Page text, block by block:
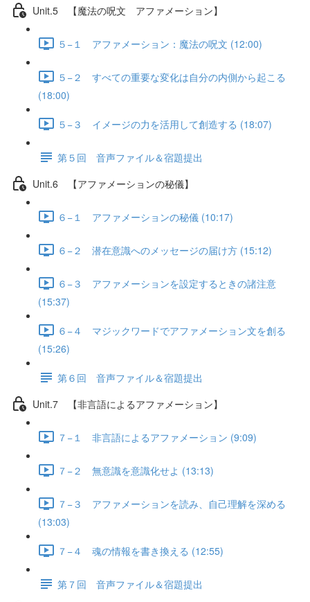
Unit.5 【魔法の呪文 アファメーション】
５−１ アファメーション：魔法の呪文 (12:00)
５−２ すべての重要な変化は自分の内側から起こる
(18:00)
５−３ イメージの力を活用して創造する (18:07)
第５回 音声ファイル＆宿題提出
Unit.6 【アファメーションの秘儀】
６−１ アファメーションの秘儀 (10:17)
６−２ 潜在意識へのメッセージの届け方 (15:12)
６−３ アファメーションを設定するときの諸注意
(15:37)
６−４ マジックワードでアファメーション文を創る
(15:26)
第６回 音声ファイル＆宿題提出
Unit.7 【非言語によるアファメーション】
７−１ 非言語によるアファメーション (9:09)
７−２ 無意識を意識化せよ (13:13)
７−３ アファメーションを読み、自己理解を深める
(13:03)
７−４ 魂の情報を書き換える (12:55)
第７回 音声ファイル＆宿題提出